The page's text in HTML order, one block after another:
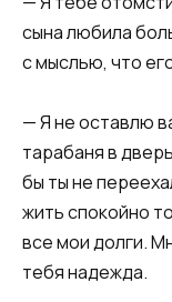
сына любила
с мыслью, что
​​— Я не оставлю
тарабаня в
бы ты не
жить спокойно
все мои долги.
тебя надежда.​